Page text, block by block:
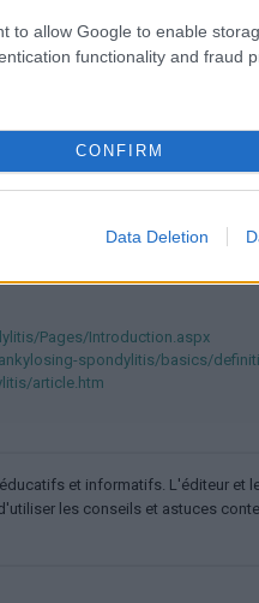
to allow Google to enable
functionality and fraud
CONFIRM
Data Deletion
bechterev La maladie de
Pages/Introduction.aspx
spondylitis/basics/
article.htm
et informatifs. L'éditeur et
les conseils et astuces